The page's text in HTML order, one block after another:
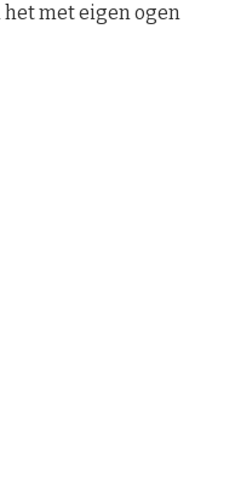
met eigen ogen